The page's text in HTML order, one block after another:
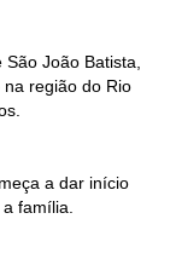
João Batista,
região do Rio
a dar início
família.